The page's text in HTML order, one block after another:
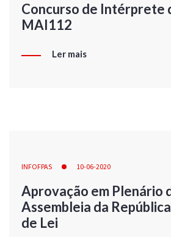
Concurso de Intérprete
MAI112
Ler mais
INFOFPAS 10-06-2020
Aprovação em Plenário
Assembleia da
de Lei